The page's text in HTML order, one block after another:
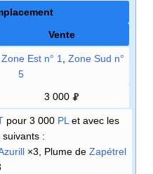
Vente
Zone Est n° 1,Zone Sud n°
5
3 000
pour 3 000 PLet avec les
suivants :
×3, Plume de Zapétrel